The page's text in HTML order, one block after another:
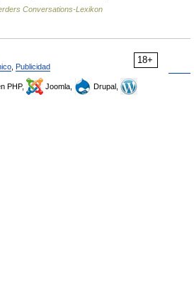
Conversations-Lexikon
18+
Publicidad
PHP, Joomla,
Drupal,